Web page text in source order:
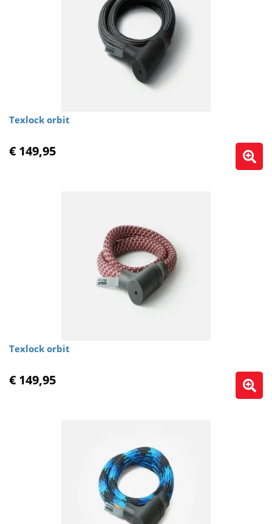
Texlock orbit
€ 149,95
Texlock orbit
€ 149,95